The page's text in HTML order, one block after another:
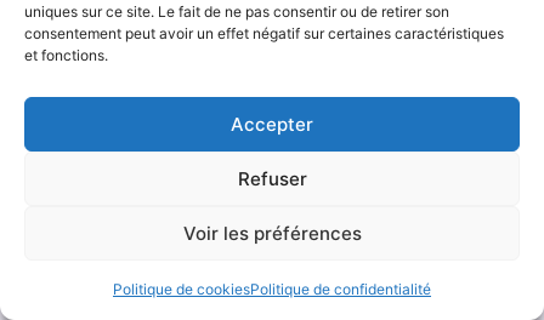
uniques sur ce site. Le fait de ne pas consentir ou de retirer son
consentement peut avoir un effet négatif sur certaines caractéristiques
et fonctions.
Accepter
Refuser
Voir les préférences
Politique de cookiesPolitique de confidentialité